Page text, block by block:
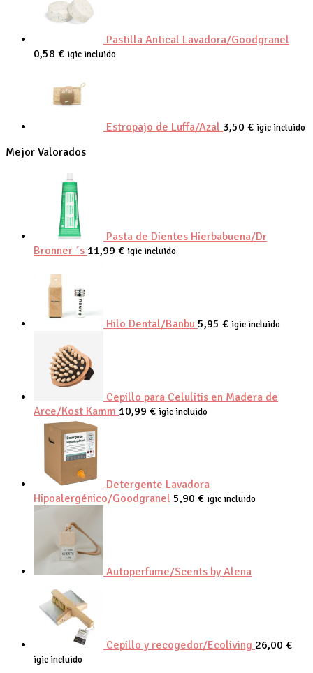
Pastilla Antical Lavadora/Goodgranel
0,58 € igic incluido
Estropajo de Luffa/Azal 3,50 € igic incluido
Mejor Valorados
Pasta de Dientes Hierbabuena/Dr
Bronner ´s 11,99 € igic incluido
Hilo Dental/Banbu 5,95 € igic incluido
Cepillo para Celulitis en Madera de
Arce/Kost Kamm 10,99 € igic incluido
Detergente Lavadora
Hipoalergénico/Goodgranel 5,90 € igic incluido
Autoperfume/Scents by Alena
Cepillo y recogedor/Ecoliving 26,00 €
igic incluido